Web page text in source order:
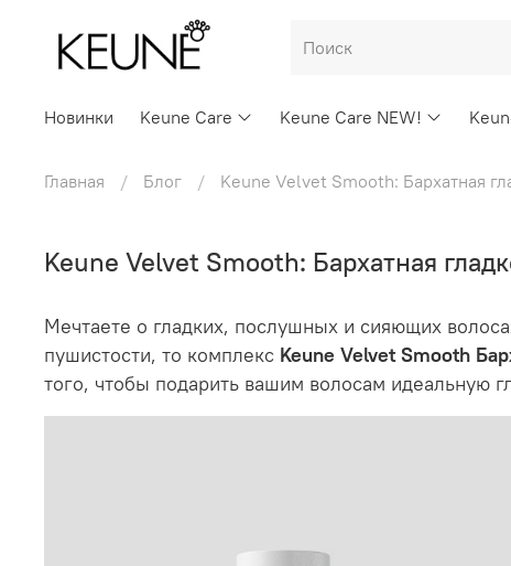
Новинки Keune Care Keune Care NEW!
Главная Блог Keune Velvet Smooth: Бархатная
Keune Velvet Smooth: Бархатная
Мечтаете о гладких, послушных и сияющих
пушистости, то комплекс Keune Velvet Smooth
того, чтобы подарить вашим волосам идеальную